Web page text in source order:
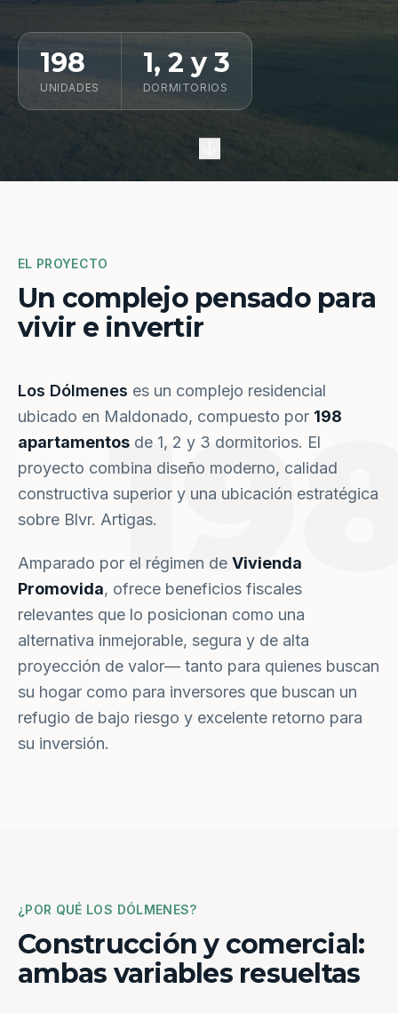
198
UNIDADES
1, 2 y 3
DORMITORIOS
EL PROYECTO
Un complejo pensado para
vivir e invertir
Los Dólmenes es un complejo residencial
ubicado en Maldonado, compuesto por 198
apartamentos de 1, 2 y 3 dormitorios. El
proyecto combina diseño moderno, calidad
constructiva superior y una ubicación estratégica
sobre Blvr. Artigas.
Amparado por el régimen de Vivienda
Promovida, ofrece beneficios fiscales
relevantes que lo posicionan como una
alternativa inmejorable, segura y de alta
proyección de valor— tanto para quienes buscan
su hogar como para inversores que buscan un
refugio de bajo riesgo y excelente retorno para
su inversión.
¿POR QUÉ LOS DÓLMENES?
Construcción y comercial:
ambas variables resueltas